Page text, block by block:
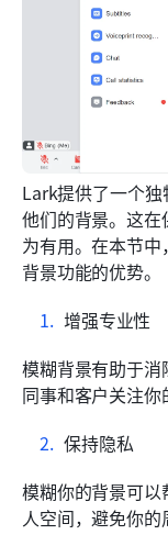
Lark提供了一个
他们的背景。这
为有用。在本节
背景功能的优势。
增强专业性
模糊背景有助于
同事和客户关注
保持隐私
模糊你的背景可
人空间，避免你的